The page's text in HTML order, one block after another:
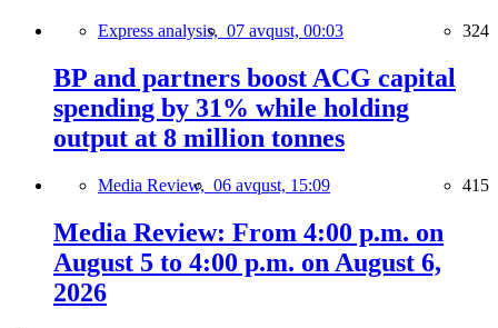
Express analysis, 07 avqust, 00:03 324
BP and partners boost ACG capital
spending by 31% while holding
output at 8 million tonnes
Media Review, 06 avqust, 15:09 415
Media Review: From 4:00 p.m. on
August 5 to 4:00 p.m. on August 6,
2026